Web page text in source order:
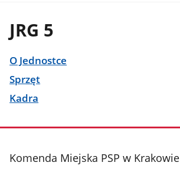
JRG 5
O Jednostce
Sprzęt
Kadra
stopka
Komenda Miejska PSP w Krakowie